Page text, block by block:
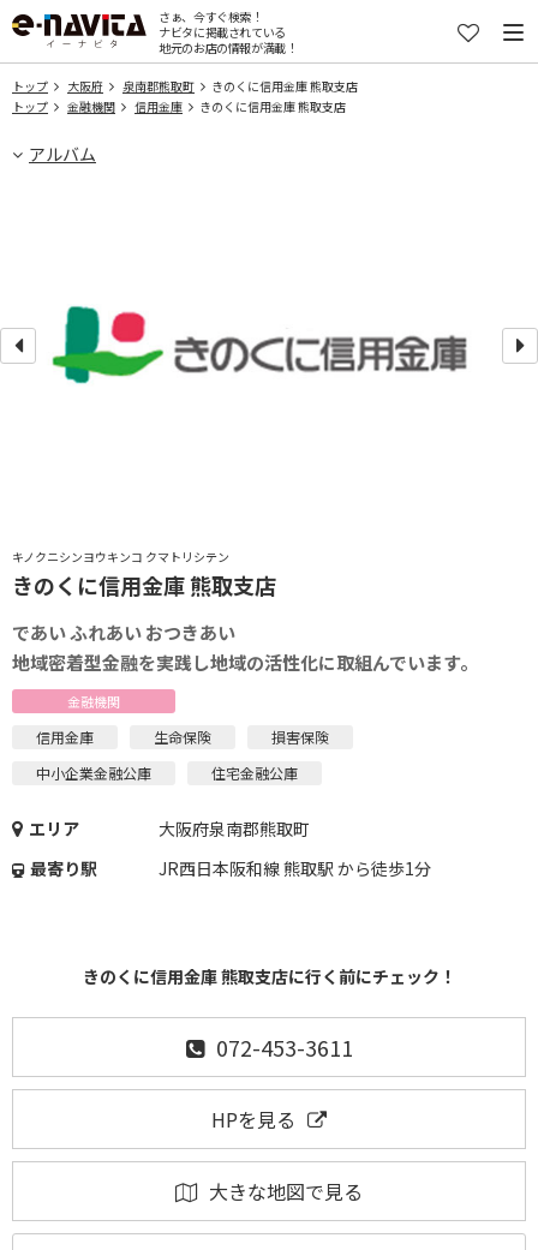
さぁ、今すぐ検索！
ナビタに掲載されている
地元のお店の情報が満載！
トップ 大阪府 泉南郡熊取町
きのくに信用金庫 熊取支店
トップ
金融機関 信用金庫 きのくに信用金庫 熊取支店
アルバム
キノクニシンヨウキンコ クマトリシテン
きのくに信用金庫 熊取支店
であい ふれあい おつきあい
地域密着型金融を実践し地域の活性化に取組んでいます。
金融機関
信用金庫 生命保険
損害保険
中小企業金融公庫
住宅金融公庫
エリア
大阪府泉南郡熊取町
最寄り駅
JR西日本阪和線 熊取駅 から徒歩1分
きのくに信用金庫 熊取支店に行く前にチェック！
072-453-3611
HPを見る
大きな地図で見る